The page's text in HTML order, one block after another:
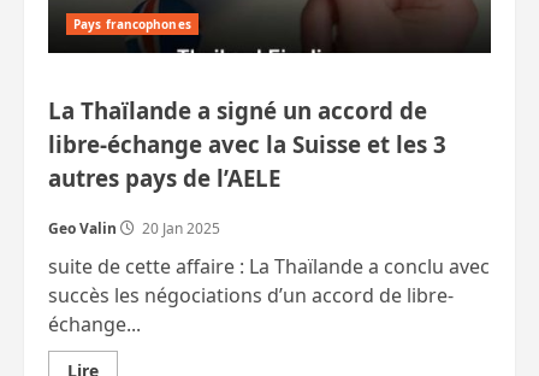
Pays francophones
La Thaïlande a signé un accord de
libre-échange avec la Suisse et les 3
autres pays de l’AELE
Geo Valin 20 Jan 2025
suite de cette affaire : La Thaïlande a conclu avec
succès les négociations d’un accord de libre-
échange...
LireEn